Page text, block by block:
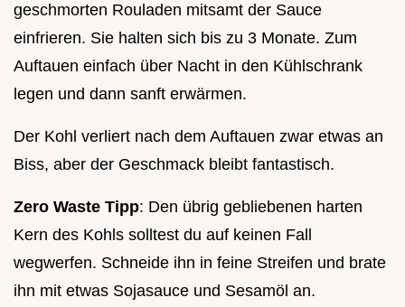
geschmorten Rouladen mitsamt der Sauce
einfrieren. Sie halten sich bis zu 3 Monate. Zum
Auftauen einfach über Nacht in den Kühlschrank
legen und dann sanft erwärmen.
Der Kohl verliert nach dem Auftauen zwar etwas an
Biss, aber der Geschmack bleibt fantastisch.
Zero Waste Tipp: Den übrig gebliebenen harten
Kern des Kohls solltest du auf keinen Fall
wegwerfen. Schneide ihn in feine Streifen und brate
ihn mit etwas Sojasauce und Sesamöl an.